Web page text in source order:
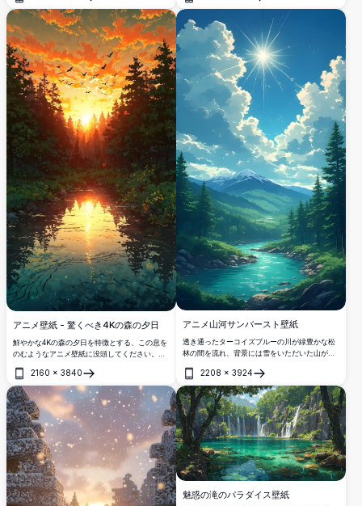
適です。
開く
背景にした給水塔のシルエットが特徴です。そ
の詳細で鮮やかな色彩と穏やかな風景で、デス
クトップやモバイル画面を引き立てるのに最適
です。高品質な背景を求める自然愛好家には理
想的です。
開く
アニメ壁紙 - 驚くべき4Kの森の夕日
鮮やかな4Kの森の夕日を特徴とする、この息を
のむようなアニメ壁紙に没頭してください。穏
の空を映し出し、豊かな常緑樹によって縁取ら
れています。鳥たちが空高く舞い上がり、この
高解像度な傑作に生命を吹き込みます。詳細で
鮮やかな色と穏やかな雰囲気でデスクトップや
モバイルスクリーンを完璧に引き立てます。
2160 × 3840
開く
アニメ山河サンバースト壁紙
透き通ったターコイズブルーの川が緑豊かな松
林の間を流れ、背景には雪をいただいた山がそ
息をのむようなアニメスタイルの風景。
2208 × 3924
開く
魅惑の滝のパラダイス壁紙